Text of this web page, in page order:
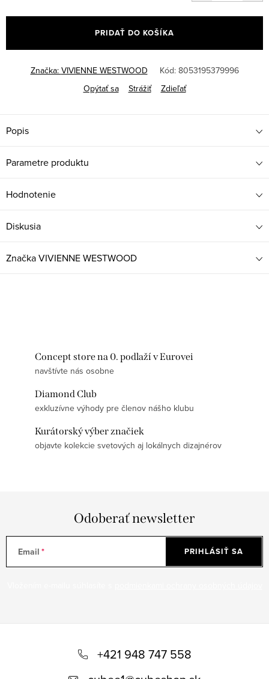
cena:
PRIDAŤ DO KOŠÍKA
Značka: VIVIENNE WESTWOOD Kód: 8053195379996
Opýtať sa
Strážiť Zdieľať
Popis
Parametre produktu
Hodnotenie
Diskusia
ZnačkaVIVIENNE WESTWOOD
Concept store na 0. podlaží v Eurovei
navštívte nás osobne
Diamond Club
exkluzívne výhody pre členov nášho klubu
Kurátorský výber značiek
objavte kolekcie svetových aj lokálnych dizajnérov
Odoberať newsletter
Email PRIHLÁSIŤ SA
+421 948 747 558